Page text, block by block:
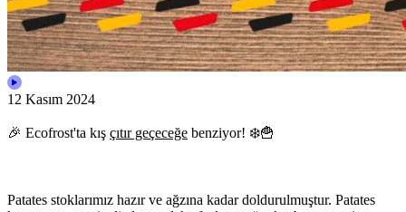
12 Kasım 2024
🎉 Ecofrost'ta kış çıtır geçeceğe benziyor! ❄️🍟
Patates stoklarımız hazır ve ağzına kadar doldurulmuştur. Patates